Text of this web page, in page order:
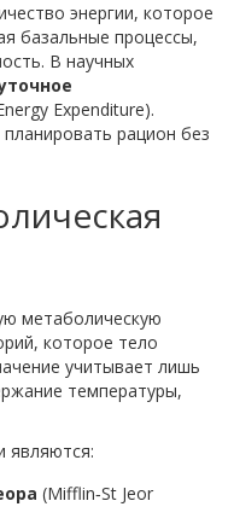
энергии, которое
базальные процессы,
В научных
Expenditure).
рацион без
метаболическую
которое тело
учитывает лишь
температуры,
являются:
(Mifflin‑St Jeor